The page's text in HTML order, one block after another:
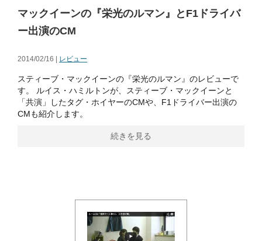
マックイーンの『栄光のルマン』とF1ドライバ
ー出演のCM
2014/02/16 | レビュー
スティーブ・マックイーンの『栄光のルマン』のレビューで
す。 ルイス・ハミルトンが、スティーブ・マックイーンと
「共演」したタグ・ホイヤーのCMや、F1ドライバー出演の
CMも紹介します。
続きを見る